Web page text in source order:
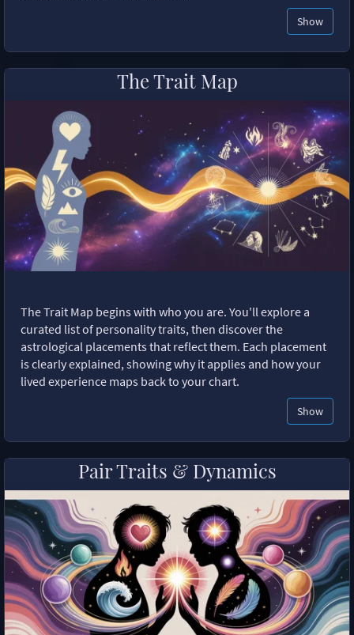
Show
The Trait Map
The Trait Map begins with who you are. You'll explore a
curated list of personality traits, then discover the
astrological placements that reflect them. Each placement
is clearly explained, showing why it applies and how your
lived experience maps back to your chart.
Show
Pair Traits & Dynamics